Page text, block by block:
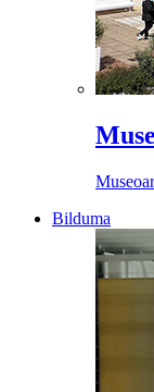
Bilduma